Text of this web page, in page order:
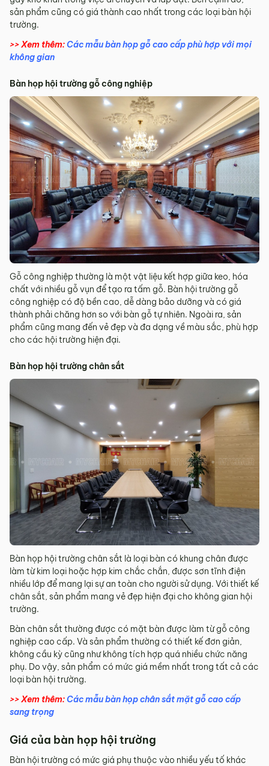
sản phẩm cũng có giá thành cao nhất trong các loại bàn hội
trường.
>> Xem thêm:Các mẫu bàn họp gỗ cao cấp phù hợp với mọi
không gian
Bàn họp hội trường gỗ công nghiệp
Gỗ công nghiệp thường là một vật liệu kết hợp giữa keo, hóa
chất với nhiều gỗ vụn để tạo ra tấm gỗ. Bàn hội trường gỗ
công nghiệp có độ bền cao, dễ dàng bảo dưỡng và có giá
thành phải chăng hơn so với bàn gỗ tự nhiên. Ngoài ra, sản
phẩm cũng mang đến vẻ đẹp và đa dạng về màu sắc, phù hợp
cho các hội trường hiện đại.
Bàn họp hội trường chân sắt
Bàn họp hội trường chân sắt là loại bàn có khung chân được
làm từ kim loại hoặc hợp kim chắc chắn, được sơn tĩnh điện
nhiều lớp để mang lại sự an toàn cho người sử dụng. Với thiết kế
chân sắt, sản phẩm mang vẻ đẹp hiện đại cho không gian hội
trường.
Bàn chân sắt thường được có mặt bàn được làm từ gỗ công
nghiệp cao cấp. Và sản phẩm thường có thiết kế đơn giản,
không cầu kỳ cũng như không tích hợp quá nhiều chức năng
phụ. Do vậy, sản phẩm có mức giá mềm nhất trong tất cả các
loại bàn hội trường.
>> Xem thêm:Các mẫu bàn họp chân sắt mặt gỗ cao cấp
sang trọng
Giá của bàn họp hội trường
Bàn hội trường có mức giá phụ thuộc vào nhiều yếu tố khác